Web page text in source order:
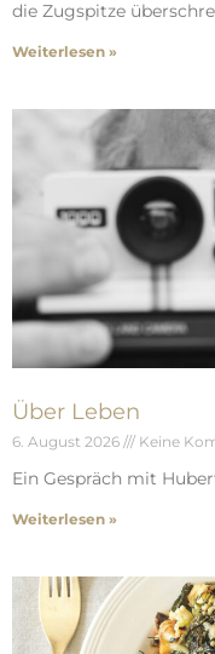
die Zugspitze
Weiterlesen »
Über Leben
6. August 2026 Keine
Ein Gespräch mit
Weiterlesen »